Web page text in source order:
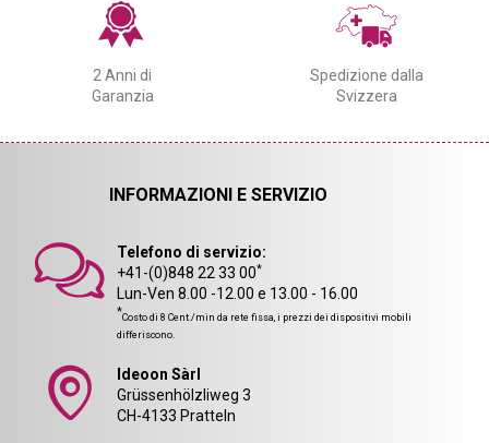
2 Anni di
Garanzia
Spedizione dalla
Svizzera
INFORMAZIONI E SERVIZIO
Telefono di servizio:
+41-(0)848 22 33 00*
Lun-Ven 8.00 -12.00 e 13.00 - 16.00
*Costo di 8 Cent./min da rete fissa, i prezzi dei dispositivi mobili
differiscono.
Ideoon Sàrl
Grüssenhölzliweg 3
CH-4133 Pratteln